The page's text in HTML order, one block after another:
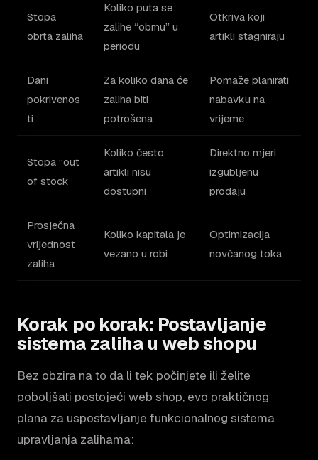
Stopa
obrta zaliha
Koliko puta se
zalihe “obrnu” u
periodu
Otkriva koji
artikli stagniraju
Dani
pokrivenos
ti
Za koliko dana će
zaliha biti
potrošena
Pomaže planirati
nabavku na
vrijeme
Stopa “out
of stock”
Koliko često
artikli nisu
dostupni
Direktno mjeri
izgubljenu
prodaju
Prosječna
vrijednost
zaliha
Koliko kapitala je
vezano u robi
Optimizacija
novčanog toka
Korak po korak: Postavljanje
sistema zaliha u web shopu
Bez obzira na to da li tek počinjete ili želite
poboljšati postojeći web shop, evo praktičnog
plana za uspostavljanje funkcionalnog sistema
upravljanja zalihama: